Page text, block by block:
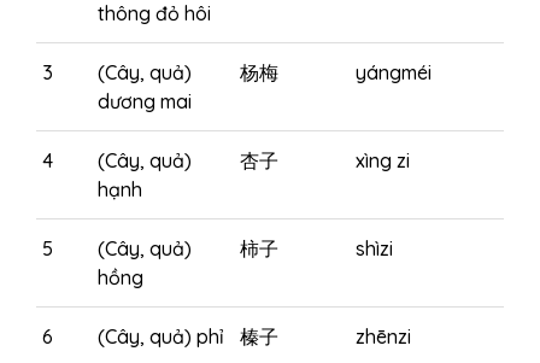
thông đỏ hôi
3
(Cây, quả)
dương mai
杨梅 yángméi
4
(Cây, quả)
hạnh
杏子 xìng zi
5
(Cây, quả)
hồng
柿子 shìzi
6 (Cây, quả) phỉ 榛子 zhēnzi